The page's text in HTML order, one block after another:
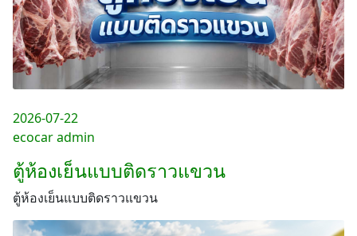
2026-07-22
ecocar admin
ตู้ห้องเย็นแบบติดราวแขวน
ตู้ห้องเย็นแบบติดราวแขวน